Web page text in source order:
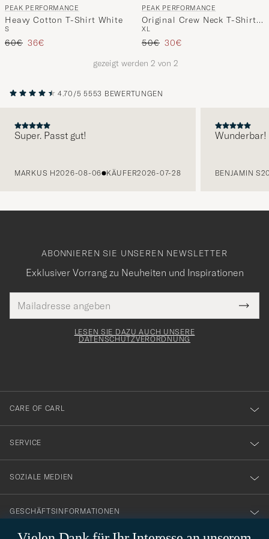
Auswahl,
PEAK PERFORMANCE
Heavy Cotton T-Shirt White
S
Regulärer Preis
60€ Reduzierter Preis
36€
PEAK PERFORMANCE
Original Crew Neck T-Shirt
Blue Shadow
XL
Regulärer Preis
50€ Reduzierter Preis
30€
gezeigt werden 2 von 2
4.70/5 5553 BEWERTUNGEN
Super. Passt gut!
MARKUS H2026-08-06 KÄUFER2026-07-28
Wunderbar!
BENJAMIN S
ABONNIEREN SIE UNSEREN NEWSLETTER
Exklusiver Vorrang zu Neuheiten und Inspirationen
Mail
Adresse
Tack
för
dig
till
vårt
nyhetsbrev!
LESEN SIE DAZU AUCH UNSERE
DATENSCHUTZVERORDNUNG
CARE OF CARL
SERVICE
SOZIALE MEDIEN
GESCHÄFTSINFORMATIONEN